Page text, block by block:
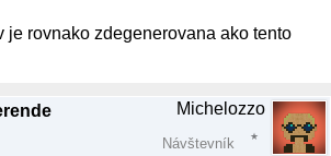
je rovnako zdegenerovana ako tento
Michelozzo
Návštevník